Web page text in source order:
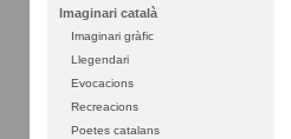
Imaginari català
Imaginari gràfic
Llegendari
Evocacions
Recreacions
Poetes catalans